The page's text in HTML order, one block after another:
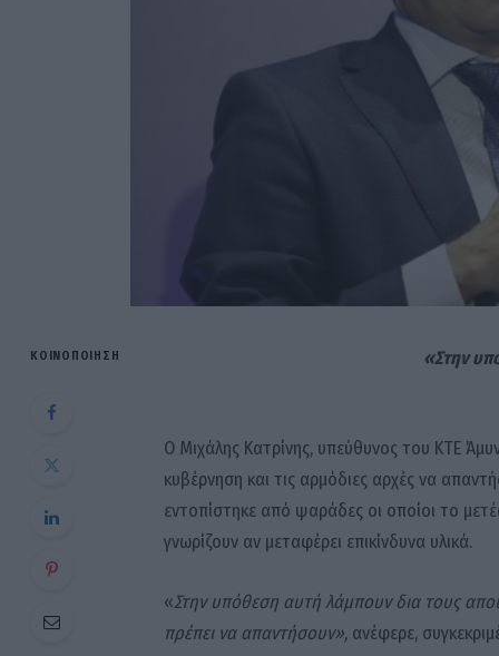
ΚΟΙΝΟΠΟΊΗΣΗ
«Στην
Ο Μιχάλης Κατρίνης, υπεύθυνος του ΚΤΕ
κυβέρνηση και τις αρμόδιες αρχές να
εντοπίστηκε από ψαράδες οι οποίοι το
γνωρίζουν αν μεταφέρει επικίνδυνα υλικά.
«Στην υπόθεση αυτή λάμπουν δια τους
πρέπει να απαντήσουν»,ανέφερε,